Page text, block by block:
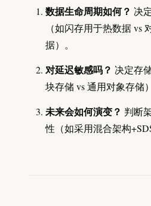
数据生命周期如何？ 决
（如闪存用于热数据 vs
据）。
对延迟敏感吗？ 决定存
块存储 vs 通用对象存储）
未来会如何演变？ 判断
性（如采用混合架构